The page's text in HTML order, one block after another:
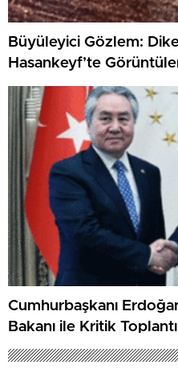
Büyüleyici Gözlem:
Hasankeyf’te
Cumhurbaşkanı
Bakanı ile Kritik